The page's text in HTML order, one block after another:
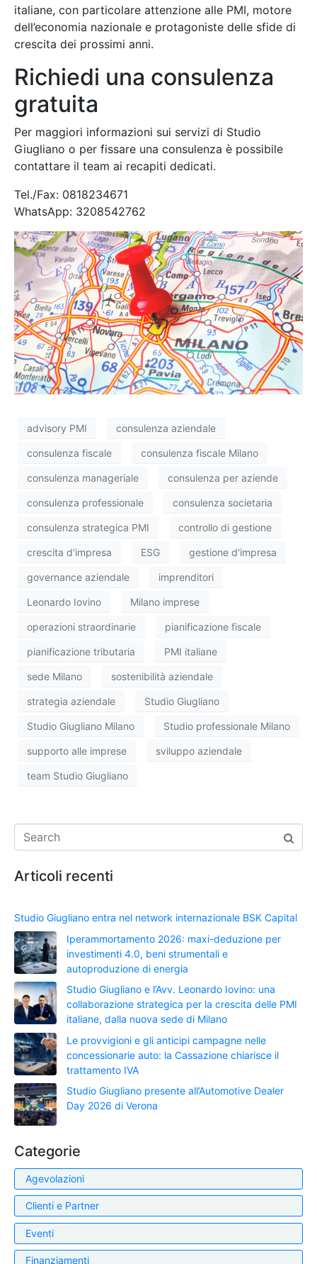
italiane, con particolare attenzione alle PMI, motore
dell’economia nazionale e protagoniste delle sfide di
crescita dei prossimi anni.
Richiedi una consulenza
gratuita
Per maggiori informazioni sui servizi di Studio
Giugliano o per fissare una consulenza è possibile
contattare il team ai recapiti dedicati.
Tel./Fax: 0818234671
WhatsApp: 3208542762
advisory PMI consulenza aziendale
consulenza fiscale consulenza fiscale Milano
consulenza manageriale consulenza per aziende
consulenza professionale consulenza societaria
consulenza strategica PMI controllo di gestione
crescita d'impresa ESG gestione d'impresa
governance aziendale imprenditori
Leonardo Iovino Milano imprese
operazioni straordinarie pianificazione fiscale
pianificazione tributaria PMI italiane
sede Milano sostenibilità aziendale
strategia aziendale Studio Giugliano
Studio Giugliano Milano Studio professionale Milano
supporto alle imprese sviluppo aziendale
team Studio Giugliano
Articoli recenti
Studio Giugliano entra nel network internazionale BSK Capital
Iperammortamento 2026: maxi-deduzione per
investimenti 4.0, beni strumentali e
autoproduzione di energia
Studio Giugliano e l’Avv. Leonardo Iovino: una
collaborazione strategica per la crescita delle PMI
italiane, dalla nuova sede di Milano
Le provvigioni e gli anticipi campagne nelle
concessionarie auto: la Cassazione chiarisce il
trattamento IVA
Studio Giugliano presente all’Automotive Dealer
Day 2026 di Verona
Categorie
Agevolazioni
Clienti e Partner
Eventi
Finanziamenti